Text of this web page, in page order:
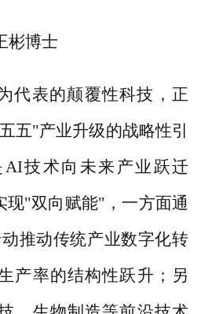
彬博士
代表的颠覆性科技，正
五"产业升级的战略性引
技术向未来产业跃迁
"双向赋能"，一方面通
推动传统产业数字化转
产率的结构性跃升；另